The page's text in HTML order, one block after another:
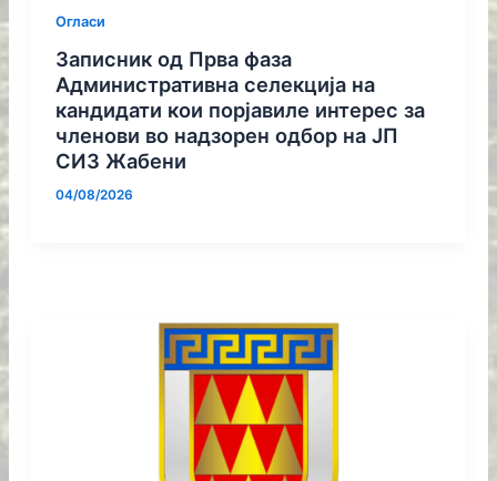
Огласи
Записник од Прва фаза
Административна селекција на
кандидати кои порјавиле интерес за
членови во надзорен одбор на ЈП
СИЗ Жабени
04/08/2026